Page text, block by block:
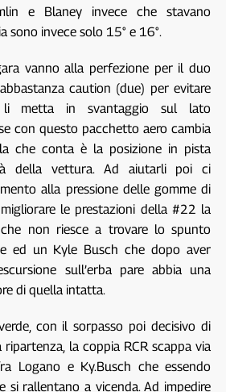
e Blaney invece che stavano
sono invece solo 15° e 16°.
vanno alla perfezione per il duo
caution (due) per evitare
metta in svantaggio sul lato
con questo pacchetto aero cambia
che conta è la posizione in pista
della vettura. Ad aiutarli poi ci
alla pressione delle gomme di
le prestazioni della #22 la
che non riesce a trovare lo spunto
ed un Kyle Busch che dopo aver
sull’erba pare abbia una
di quella intatta.
con il sorpasso poi decisivo di
la coppia RCR scappa via
Logano e Ky.Busch che essendo
si rallentano a vicenda. Ad impedire